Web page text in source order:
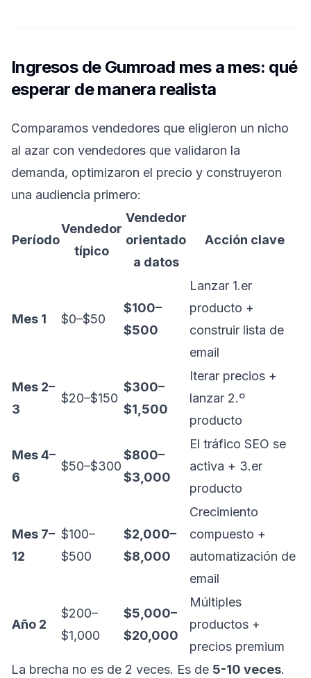
Ingresos de Gumroad mes a mes: qué
esperar de manera realista
Comparamos vendedores que eligieron un nicho
al azar con vendedores que validaron la
demanda, optimizaron el precio y construyeron
una audiencia primero:
Período
Vendedor
típico
Vendedor
orientado
a datos
Acción clave
Mes 1 $0–$50
$100–
$500
Lanzar 1.er
producto +
construir lista de
email
Mes 2–
3
$20–$150
$300–
$1,500
Iterar precios +
lanzar 2.º
producto
Mes 4–
6
$50–$300
$800–
$3,000
El tráfico SEO se
activa + 3.er
producto
Mes 7–
12
$100–
$500
$2,000–
$8,000
Crecimiento
compuesto +
automatización de
email
Año 2
$200–
$1,000
$5,000–
$20,000
Múltiples
productos +
precios premium
La brecha no es de 2 veces. Es de 5-10 veces.